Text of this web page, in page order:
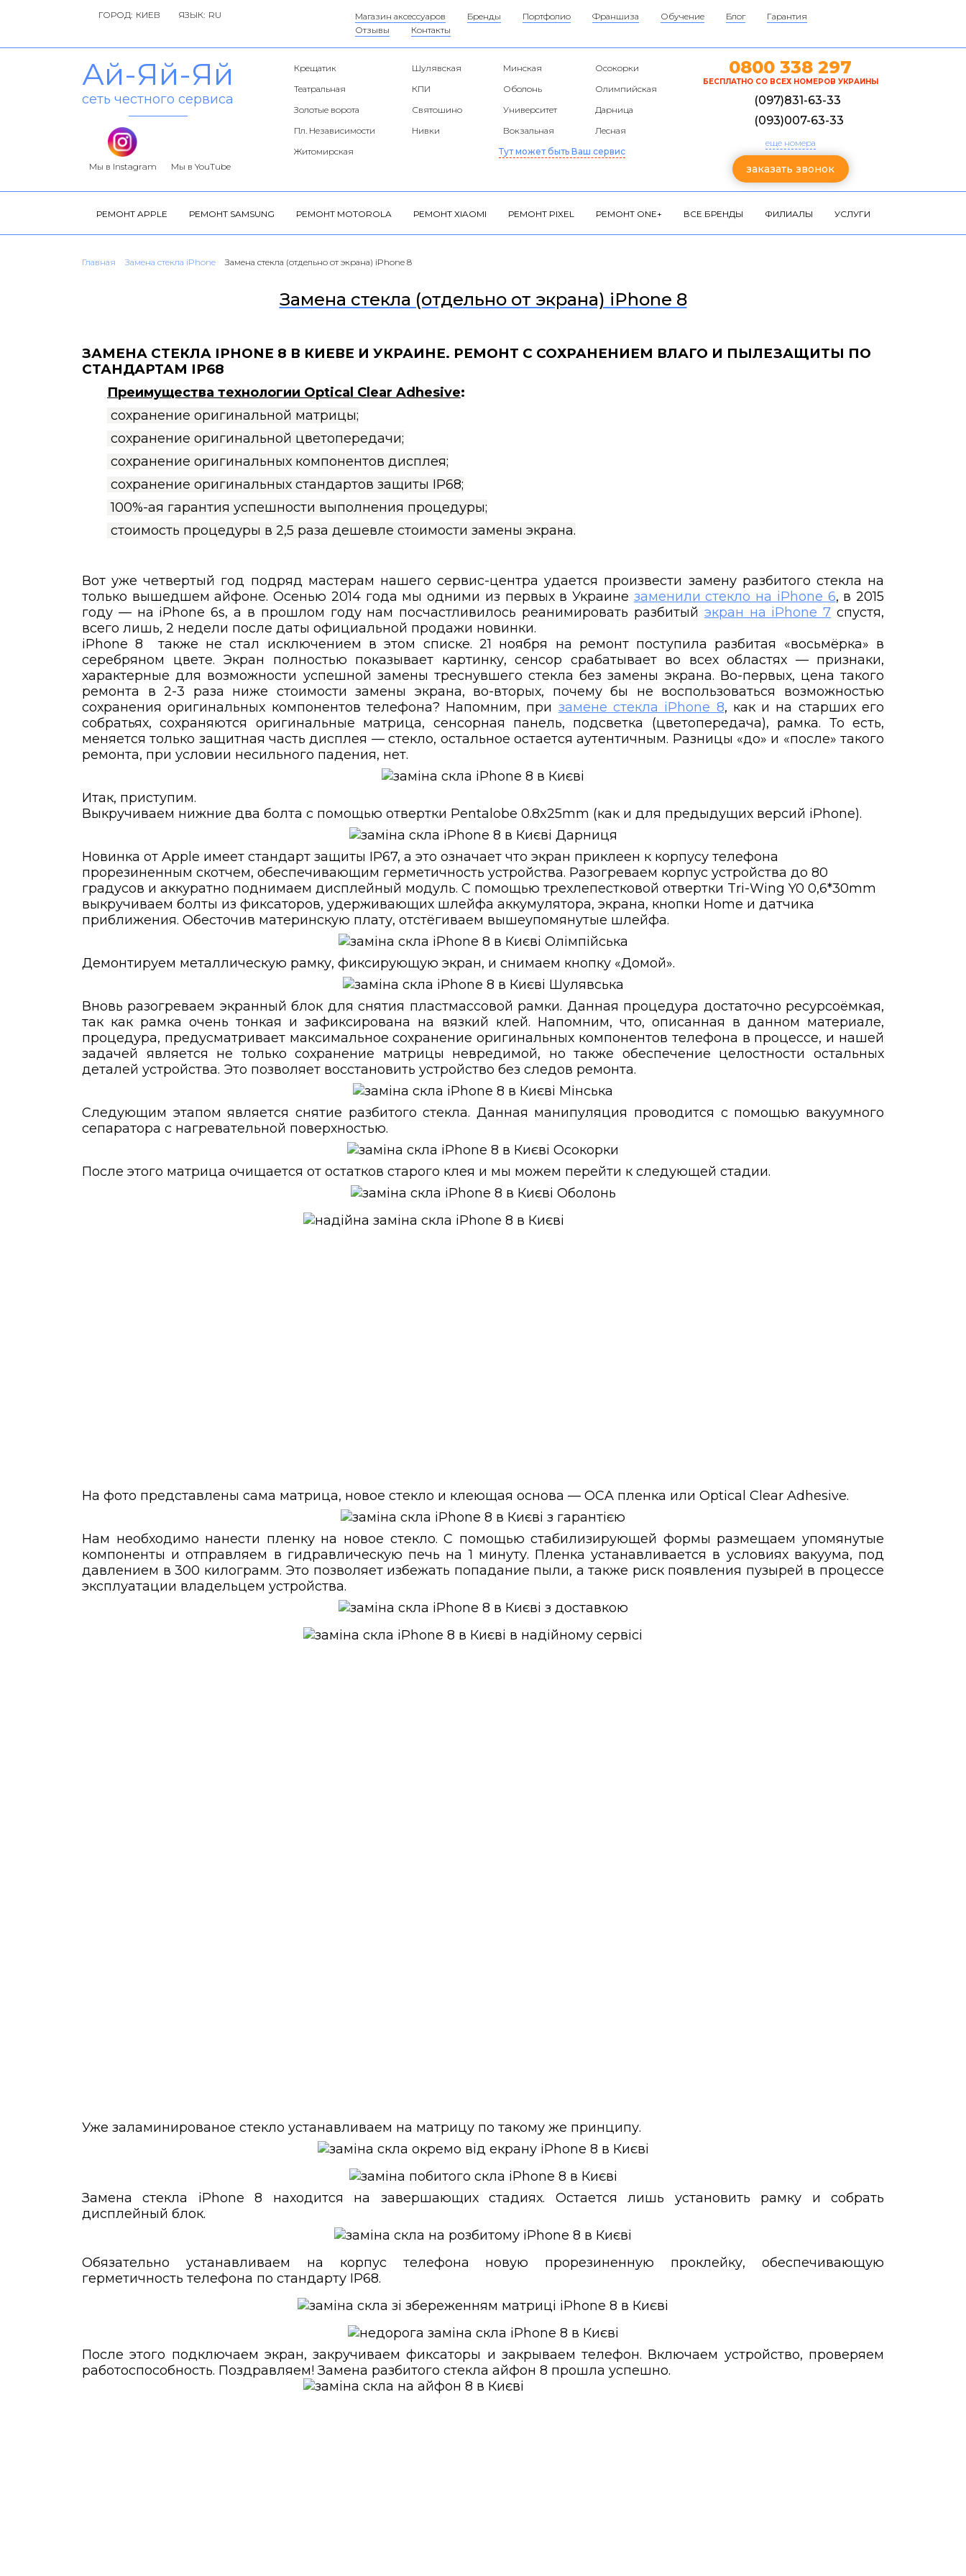
ГОРОД: ЯЗЫК: Магазин аксессуаров Бренды Портфолио Франшиза Обучение Блог
Гарантия
Отзывы
Контакты
Ай-Яй-Яй
сеть честного сервиса
Мы в Instagram Мы в YouTube
Крещатик Шулявская Минская
Осокорки
Театральная
КПИ Оболонь
Олимпийская
Золотые ворота
Святошино Университет
Дарница
Пл. Независимости
Нивки Вокзальная
Лесная
Житомирская
Тут может быть Ваш сервис
0800 338 297
БЕСПЛАТНО СО ВСЕХ НОМЕРОВ УКРАИНЫ
(097)831-63-33
(093)007-63-33
еще номера
заказать звонок
РЕМОНТ APPLE РЕМОНТ SAMSUNG РЕМОНТ MOTOROLA РЕМОНТ XIAOMI РЕМОНТ PIXEL РЕМОНТ ONE+ ВСЕ БРЕНДЫ ФИЛИАЛЫ УСЛУГИ
Главная Замена стекла iPhone Замена стекла (отдельно от экрана) iPhone 8
Замена стекла (отдельно от экрана) iPhone 8
ЗАМЕНА СТЕКЛА IPHONE 8 В КИЕВЕ И УКРАИНЕ. РЕМОНТ С СОХРАНЕНИЕМ ВЛАГО И ПЫЛЕЗАЩИТЫ ПО
СТАНДАРТАМ IP68
Преимущества технологии Optical Clear Adhesive:
сохранение оригинальной матрицы;
сохранение оригинальной цветопередачи;
сохранение оригинальных компонентов дисплея;
сохранение оригинальных стандартов защиты IP68;
100%-ая гарантия успешности выполнения процедуры;
стоимость процедуры в 2,5 раза дешевле стоимости замены экрана.
Вот уже четвертый год подряд мастерам нашего сервис-центра удается произвести замену разбитого стекла на
только вышедшем айфоне. Осенью 2014 года мы одними из первых в Украине заменили стекло на iPhone 6, в 2015
году — на iPhone 6s, а в прошлом году нам посчастливилось реанимировать разбитый экран на iPhone 7 спустя,
всего лишь, 2 недели после даты официальной продажи новинки.
iPhone 8 также не стал исключением в этом списке. 21 ноября на ремонт поступила разбитая «восьмёрка» в
серебряном цвете. Экран полностью показывает картинку, сенсор срабатывает во всех областях — признаки,
характерные для возможности успешной замены треснувшего стекла без замены экрана. Во-первых, цена такого
ремонта в 2-3 раза ниже стоимости замены экрана, во-вторых, почему бы не воспользоваться возможностью
сохранения оригинальных компонентов телефона? Напомним, при замене стекла iPhone 8, как и на старших его
собратьях, сохраняются оригинальные матрица, сенсорная панель, подсветка (цветопередача), рамка. То есть,
меняется только защитная часть дисплея — стекло, остальное остается аутентичным. Разницы «до» и «после» такого
ремонта, при условии несильного падения, нет.
Итак, приступим.
Выкручиваем нижние два болта с помощью отвертки Pentalobe 0.8x25mm (как и для предыдущих версий iPhone).
Новинка от Apple имеет стандарт защиты IP67, а это означает что экран приклеен к корпусу телефона
прорезиненным скотчем, обеспечивающим герметичность устройства. Разогреваем корпус устройства до 80
градусов и аккуратно поднимаем дисплейный модуль. С помощью трехлепестковой отвертки Tri-Wing Y0 0,6*30mm
выкручиваем болты из фиксаторов, удерживающих шлейфа аккумулятора, экрана, кнопки Home и датчика
приближения. Обесточив материнскую плату, отстёгиваем вышеупомянутые шлейфа.
Демонтируем металлическую рамку, фиксирующую экран, и снимаем кнопку «Домой».
Вновь разогреваем экранный блок для снятия пластмассовой рамки. Данная процедура достаточно ресурсоёмкая,
так как рамка очень тонкая и зафиксирована на вязкий клей. Напомним, что, описанная в данном материале,
процедура, предусматривает максимальное сохранение оригинальных компонентов телефона в процессе, и нашей
задачей является не только сохранение матрицы невредимой, но также обеспечение целостности остальных
деталей устройства. Это позволяет восстановить устройство без следов ремонта.
Следующим этапом является снятие разбитого стекла. Данная манипуляция проводится с помощью вакуумного
сепаратора с нагревательной поверхностью.
После этого матрица очищается от остатков старого клея и мы можем перейти к следующей стадии.
На фото представлены сама матрица, новое стекло и клеющая основа — OCA пленка или Optical Clear Adhesive.
Нам необходимо нанести пленку на новое стекло. С помощью стабилизирующей формы размещаем упомянутые
компоненты и отправляем в гидравлическую печь на 1 минуту. Пленка устанавливается в условиях вакуума, под
давлением в 300 килограмм. Это позволяет избежать попадание пыли, а также риск появления пузырей в процессе
эксплуатации владельцем устройства.
Уже заламинированое стекло устанавливаем на матрицу по такому же принципу.
Замена стекла iPhone 8 находится на завершающих стадиях. Остается лишь установить рамку и собрать
дисплейный блок.
Обязательно устанавливаем на корпус телефона новую прорезиненную проклейку, обеспечивающую
герметичность телефона по стандарту IP68.
После этого подключаем экран, закручиваем фиксаторы и закрываем телефон. Включаем устройство, проверяем
работоспособность. Поздравляем! Замена разбитого стекла айфон 8 прошла успешно.